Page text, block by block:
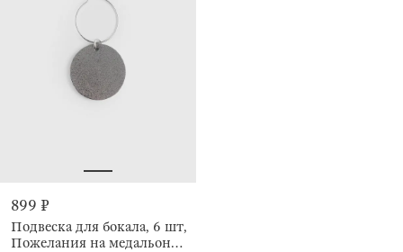
899 ₽
Подвеска для бокала, 6 шт,
Пожелания на медальоне,